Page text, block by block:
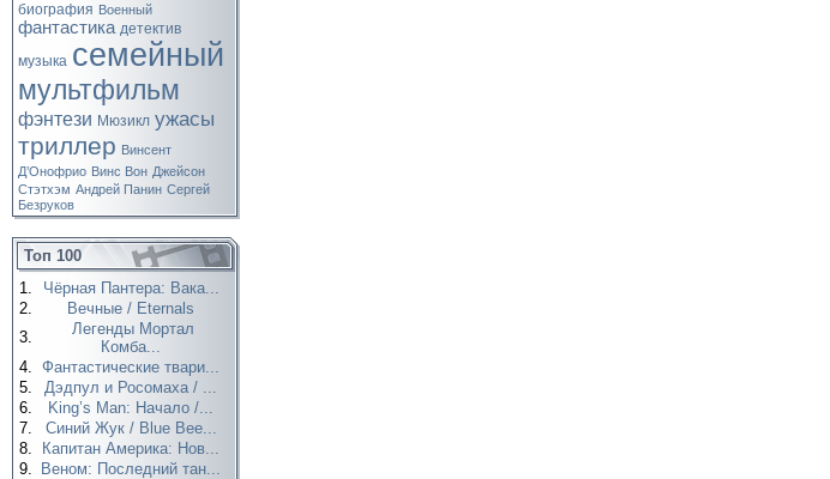
биография Военный
фантастика детектив
музыка семейный
мультфильм
фэнтези Мюзикл ужасы
триллер Винсент
Д’Онофрио Винс Вон Джейсон
Стэтхэм Андрей Панин Сергей
Безруков
Топ 100
1.
Чёрная Пантера: Вака...
2.
Вечные / Eternals
3.
Легенды Мортал
Комба...
4. Фантастические твари...
5.
Дэдпул и Росомаха / ...
6.
King’s Man: Начало /...
7.
Синий Жук / Blue Bee...
8.
Капитан Америка: Нов...
9.
Веном: Последний тан...